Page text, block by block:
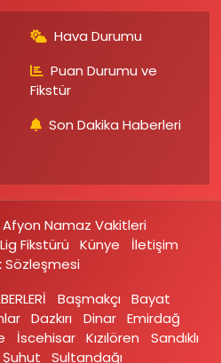
Hava Durumu
Puan Durumu ve
Fikstür
Son Dakika Haberleri
Afyon Namaz Vakitleri
Lig Fikstürü Künye
İletişim
Sözleşmesi
Başmakçı
Bayat
Dazkırı Dinar Emirdağ‎
İscehisar Kızılören‎
Sandıklı‎
Şuhut Sultandağı